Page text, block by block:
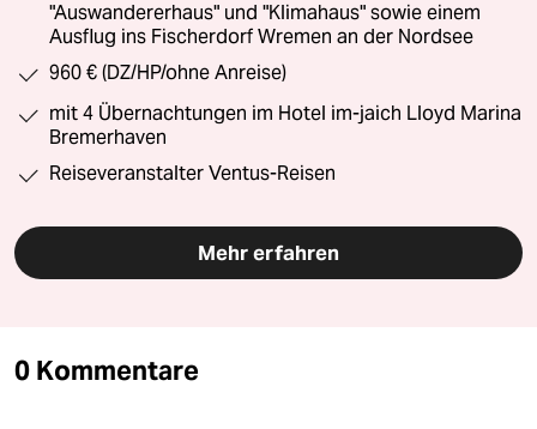
"Auswandererhaus" und "Klimahaus" sowie einem
Ausflug ins Fischerdorf Wremen an der Nordsee
960 € (DZ/HP/ohne Anreise)
mit 4 Übernachtungen im Hotel im-jaich Lloyd Marina
Bremerhaven
Reiseveranstalter Ventus-Reisen
Mehr erfahren
0 Kommentare